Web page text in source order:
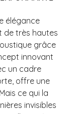
élégance
de très hautes
grâce
innovant
un cadre
offre une
ce qui la
invisibles